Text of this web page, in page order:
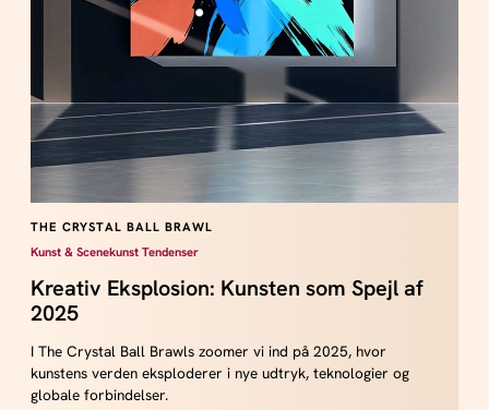
THE CRYSTAL BALL BRAWL
Kunst & Scenekunst Tendenser
Kreativ Eksplosion: Kunsten som Spejl af
2025
I The Crystal Ball Brawls zoomer vi ind på 2025, hvor
kunstens verden eksploderer i nye udtryk, teknologier og
globale forbindelser.